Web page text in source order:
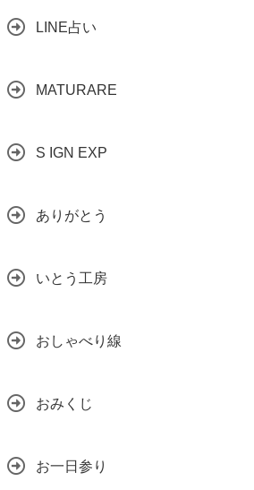
LINE占い
MATURARE
S IGN EXP
ありがとう
いとう工房
おしゃべり線
おみくじ
お一日参り